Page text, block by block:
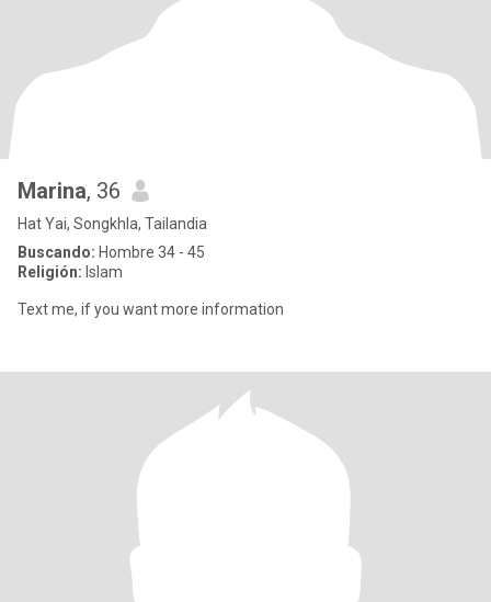
Marina, 36
Hat Yai, Songkhla, Tailandia
Buscando: Hombre 34 - 45
Religión: Islam
Text me, if you want more information